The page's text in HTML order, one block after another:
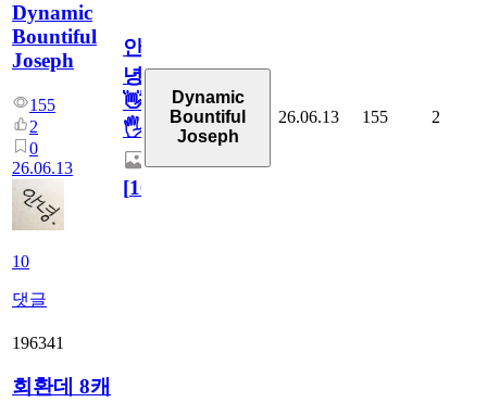
Dynamic
Bountiful
Joseph
155
2
0
26.06.13
10
댓글
안
녕
👋
🖐
[10
Dynamic
Bountiful
Joseph
26.06.13 155 2
196341
회환데 8캐